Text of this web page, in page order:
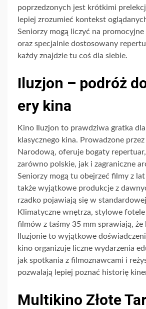
poprzedzonych jest krótkimi
lepiej zrozumieć kontekst
Seniorzy mogą liczyć na
oraz specjalnie dostosowany
każdy znajdzie tu coś dla siebie.
Iluzjon – podróż
ery kina
Kino Iluzjon to prawdziwa gratka
klasycznego kina. Prowadzone
Narodową, oferuje bogaty
zarówno polskie, jak i zagraniczne
Seniorzy mogą tu obejrzeć filmy z
także wyjątkowe produkcje z
rzadko pojawiają się w
Klimatyczne wnętrza, stylowe
filmów z taśmy 35 mm sprawiają, że
Iluzjonie to wyjątkowe
kino organizuje liczne wydarzenia
jak spotkania z filmoznawcami i
pozwalają lepiej poznać historię
Multikino Złote